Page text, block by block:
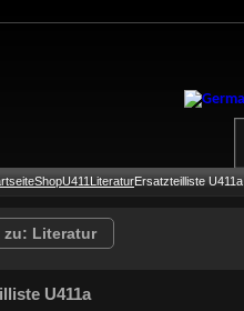
ShopU411 LiteraturErsatzteilliste U411a
zu: Literatur
U411a